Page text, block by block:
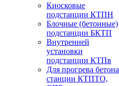
Киосковые
подстанции КТПН
Блочные (бетонные)
подстанции БКТП
Внутренней
установки
подстанции КТПв
Для прогрева бетона
станции КТПТО,